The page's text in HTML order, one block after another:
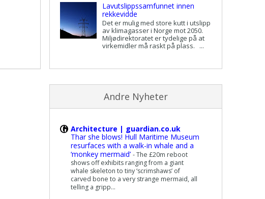
Lavutslippssamfunnet innen
rekkevidde
Det er mulig med store kutt i utslipp
av klimagasser i Norge mot 2050.
Miljødirektoratet er tydelige på at
virkemidler må raskt på plass. ...
Andre Nyheter
Architecture | guardian.co.uk
Thar she blows! Hull Maritime Museum
resurfaces with a walk-in whale and a
‘monkey mermaid’ -The £20m reboot
shows off exhibits ranging from a giant
whale skeleton to tiny ‘scrimshaws’ of
carved bone to a very strange mermaid, all
telling a gripp...